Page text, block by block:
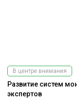
В центре внимания
Развитие систем
экспертов